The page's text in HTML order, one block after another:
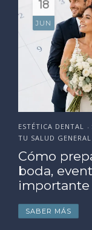
18
JUN
ESTÉTICA DENTAL •
TU SALUD
Cómo
boda,
importante
SABER MÁS